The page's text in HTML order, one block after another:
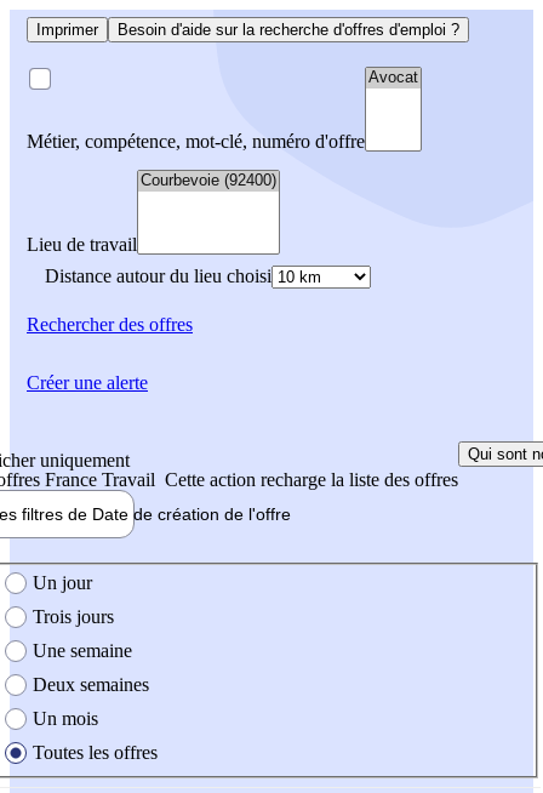
Imprimer Besoin d'aide sur la recherche d'offres d'emploi ?
Métier, compétence, mot-clé, numéro d'offre
Lieu de travail
Distance autour du lieu choisi
Rechercherdes offres
uniquement
France Travail Cette action recharge la liste des offres
Qui sont
filtres de Date de création de l'offre
création de l'offre
Un jour
Trois jours
Une semaine
Deux semaines
Un mois
Toutes les offres
Créer une alerte